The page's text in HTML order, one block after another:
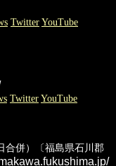
Twitter YouTube
Twitter YouTube
合併）〔福島県石川郡